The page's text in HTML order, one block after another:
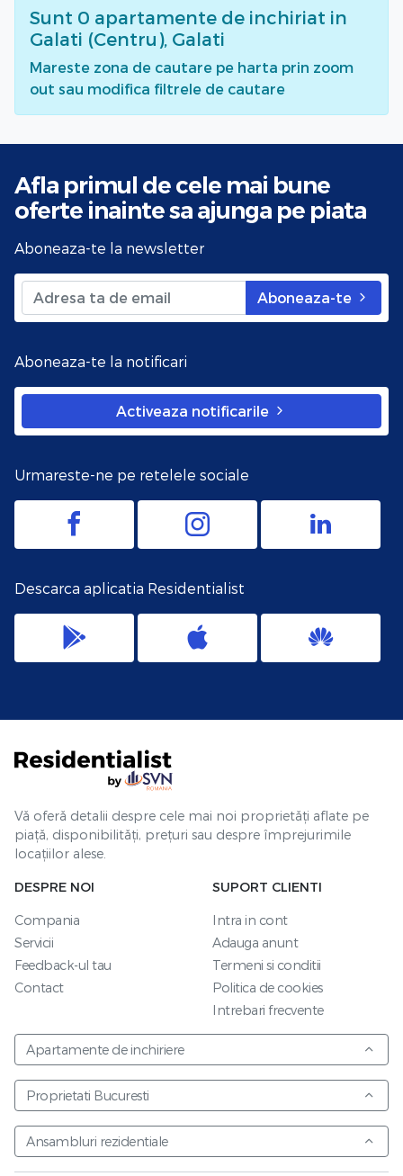
Sunt 0 apartamente de inchiriat in
Galati (Centru), Galati
Mareste zona de cautare pe harta prin zoom
out sau modifica filtrele de cautare
Afla primul de cele mai bune
oferte inainte sa ajunga pe piata
Aboneaza-te la newsletter
Aboneaza-te
Aboneaza-te la notificari
Activeaza notificarile
Urmareste-ne pe retelele sociale
Descarca aplicatia Residentialist
Vă oferă detalii despre cele mai noi proprietăți aflate pe
piață, disponibilități, prețuri sau despre împrejurimile
locațiilor alese.
DESPRE NOI
Compania
Servicii
Feedback-ul tau
Contact
SUPORT CLIENTI
Intra in cont
Adauga anunt
Termeni si conditii
Politica de cookies
Intrebari frecvente
Apartamente de inchiriere
Proprietati Bucuresti
Ansambluri rezidentiale